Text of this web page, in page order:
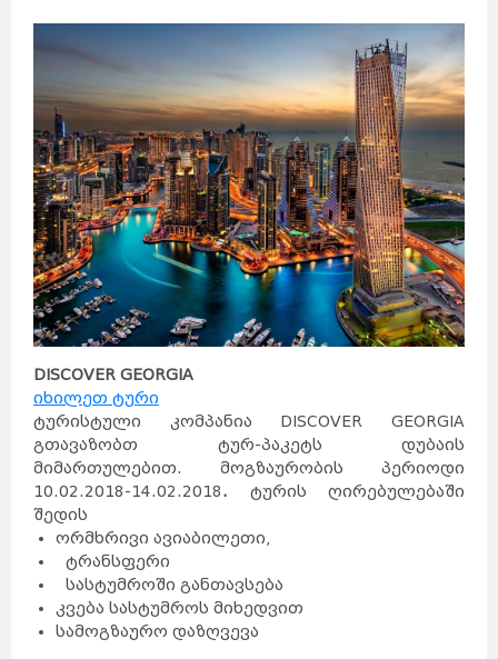
DISCOVER GEORGIA
იხილეთ ტური
ტურისტული კომპანია DISCOVER GEORGIA
გთავაზობთ ტურ-პაკეტს დუბაის
მიმართულებით. მოგზაურობის პერიოდი
10.02.2018-14.02.2018. ტურის ღირებულებაში
შედის
ორმხრივი ავიაბილეთი,
ტრანსფერი
სასტუმროში განთავსება
კვება სასტუმროს მიხედვით
სამოგზაურო დაზღვევა